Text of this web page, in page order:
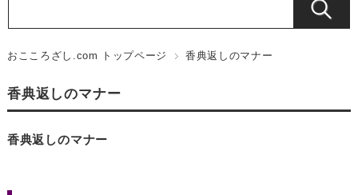
おこころざし.com トップページ 香典返しのマナー
香典返しのマナー
香典返しのマナー